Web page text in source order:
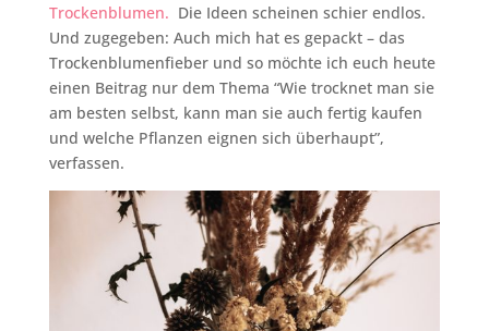
Trockenblumen. Die Ideen scheinen schier endlos.
Und zugegeben: Auch mich hat es gepackt – das
Trockenblumenfieber und so möchte ich euch heute
einen Beitrag nur dem Thema “Wie trocknet man sie
am besten selbst, kann man sie auch fertig kaufen
und welche Pflanzen eignen sich überhaupt”,
verfassen.